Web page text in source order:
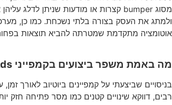
ולמתג את העסק בצורה בלתי נשכחת. כמו כן,
אוטומציה מתקדמת שמטרתה להביא תוצאות
מה באמת משפר ביצועים בקמפייני YouTube Ads
בניסויים שביצעתי על קמפיינים ביוטיוב לאורך
רבים, דווקא שינויים קטנים כמו מסר פתיחה חזק